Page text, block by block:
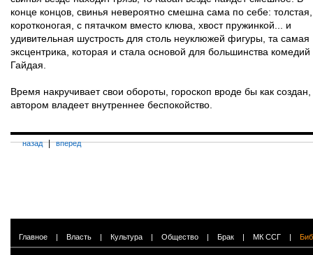
конце концов, свинья невероятно смешна сама по себе: толстая,
коротконогая, с пятачком вместо клюва, хвост пружинкой... и
удивительная шустрость для столь неуклюжей фигуры, та самая
эксцентрика, которая и стала основой для большинства комедий
Гайдая.
Время накручивает свои обороты, гороскоп вроде бы как
автором владеет внутреннее беспокойство.
назад | вперед
Главное | Власть | Культура | Общество | Брак | МК ССГ |